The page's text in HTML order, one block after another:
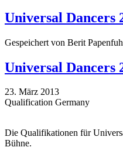
Universal Dancers
Gespeichert von Berit
Universal Dancers
23. März 2013
Qualification Germany
Die Qualifikationen für
Bühne.